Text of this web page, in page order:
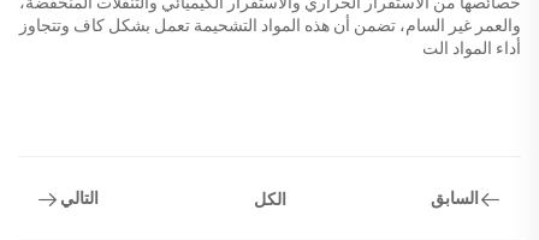
والعمر غير السام، تضمن أن هذه المواد التشحيمة تعمل بشكل كاف وتتجاوز
أداء المواد الت
السابق الكل التالي